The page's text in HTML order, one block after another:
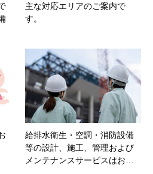
主な対応エリアのご案内で
す。
給排水衛生・空調・消防設備
等の設計、施工、管理および
メンテナンスサービスはお…